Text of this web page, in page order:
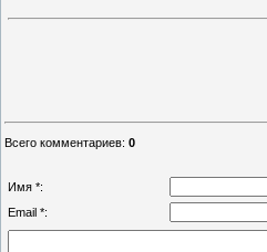
Всего комментариев: 0
Имя *:
Email *: